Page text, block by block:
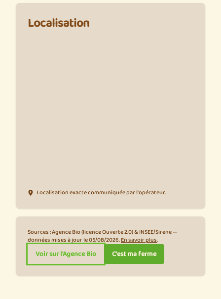
Localisation
Localisation exacte communiquée par l'opérateur.
Sources : Agence Bio (licence Ouverte 2.0) & INSEE/Sirene —
données mises à jour le 05/08/2026.En savoir plus.
Voir sur l'Agence Bio C'est ma ferme